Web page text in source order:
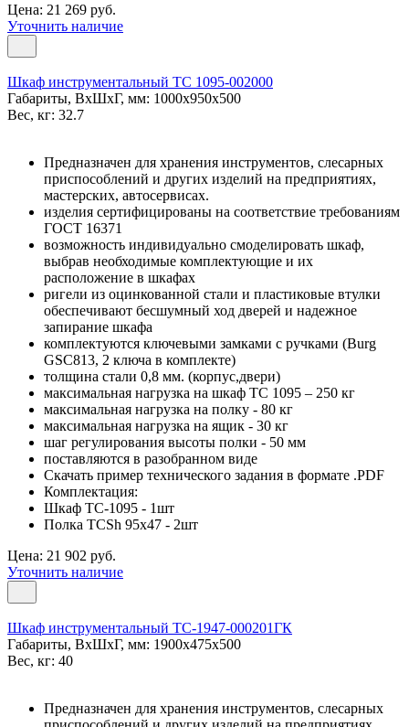
Цена: 21 269 руб.
Уточнить наличие
Шкаф инструментальный ТС 1095-002000
Габариты, ВxШxГ, мм: 1000x950x500
Вес, кг: 32.7
Предназначен для хранения инструментов, слесарных
приспособлений и других изделий на предприятиях,
мастерских, автосервисах.
изделия сертифицированы на соответствие требованиям
ГОСТ 16371
возможность индивидуально смоделировать шкаф,
выбрав необходимые комплектующие и их
расположение в шкафах
ригели из оцинкованной стали и пластиковые втулки
обеспечивают бесшумный ход дверей и надежное
запирание шкафа
комплектуются ключевыми замками с ручками (Burg
GSC813, 2 ключа в комплекте)
толщина стали 0,8 мм. (корпус,двери)
максимальная нагрузка на шкаф ТС 1095 – 250 кг
максимальная нагрузка на полку - 80 кг
максимальная нагрузка на ящик - 30 кг
шаг регулирования высоты полки - 50 мм
поставляются в разобранном виде
Скачать пример технического задания в формате .PDF
Комплектация:
Шкаф TC-1095 - 1шт
Полка TCSh 95х47 - 2шт
Цена: 21 902 руб.
Уточнить наличие
Шкаф инструментальный TC-1947-000201ГК
Габариты, ВxШxГ, мм: 1900x475x500
Вес, кг: 40
Предназначен для хранения инструментов, слесарных